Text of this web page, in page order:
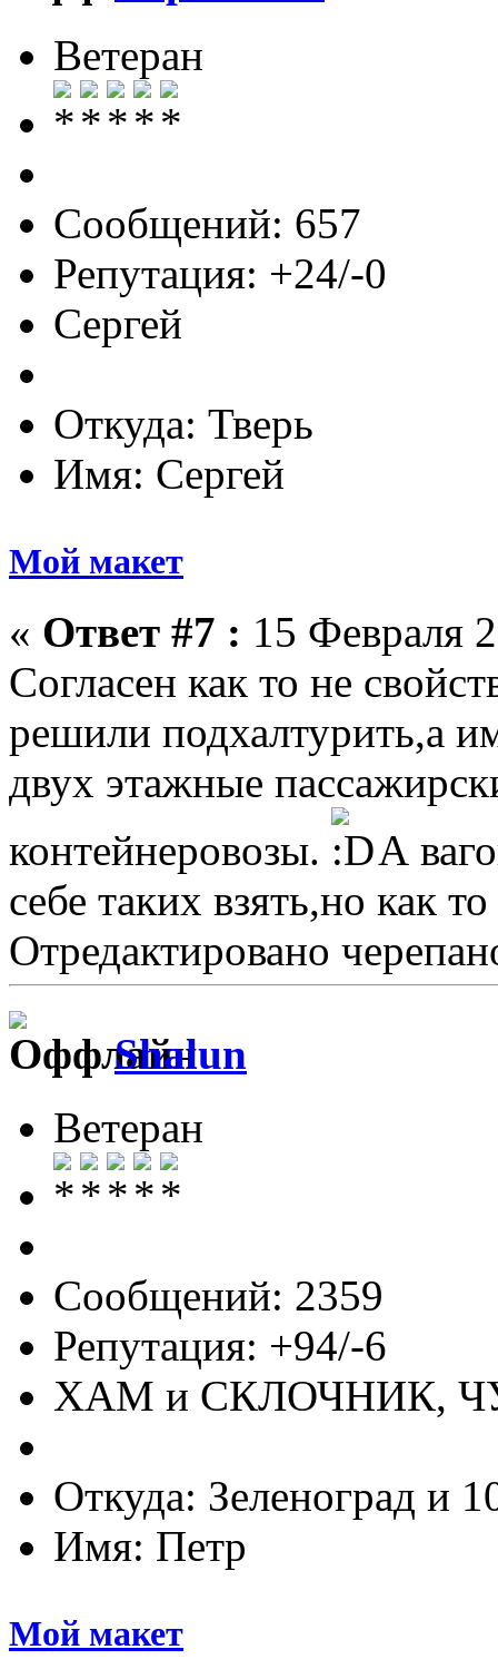
Ветеран
Сообщений: 657
Репутация: +24/-0
Сергей
Откуда: Тверь
Имя: Сергей
Мой макет
« Ответ #7 : 15 Февраля
Согласен как то не
решили подхалтурить,а
двух этажные
контейнеровозы.
А
себе таких взять,но как
Отредактировано
Shalun
Ветеран
Сообщений: 2359
Репутация: +94/-6
ХАМ и СКЛОЧНИК,
Откуда: Зеленоград и
Имя: Петр
Мой макет